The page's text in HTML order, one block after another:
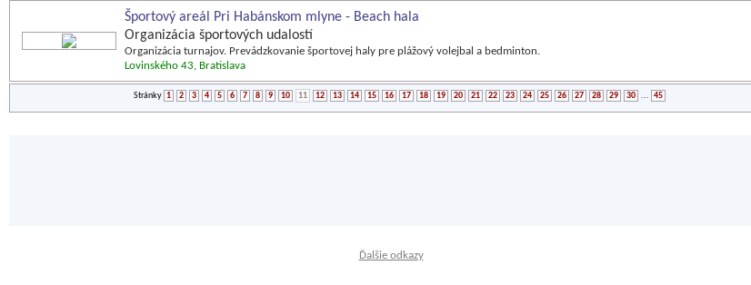
Športový areál Pri Habánskom mlyne - Beach hala
Organizácia športových udalostí
Organizácia turnajov. Prevádzkovanie športovej haly pre plážový volejbal a bedminton.
Lovinského 43, Bratislava
Stránky 1 2 3 4 5 6 7 8 9 10 11 12 13 14 15 16 17 18 19 20 21 22 23 24 25 26 27 28 29 30 ... 45
Ďalšie odkazy